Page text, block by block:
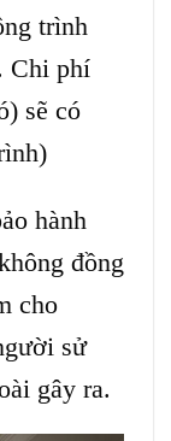
trình
Chi phí
sẽ có
hành
đồng
cho
sử
gây ra.